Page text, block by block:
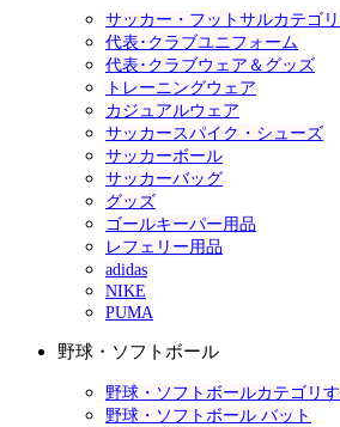
サッカー・フットサルカテゴ
代表･クラブユニフォーム
代表･クラブウェア＆グッズ
トレーニングウェア
カジュアルウェア
サッカースパイク・シューズ
サッカーボール
サッカーバッグ
グッズ
ゴールキーパー用品
レフェリー用品
adidas
NIKE
PUMA
野球・ソフトボール
野球・ソフトボールカテゴリ
野球・ソフトボール バット